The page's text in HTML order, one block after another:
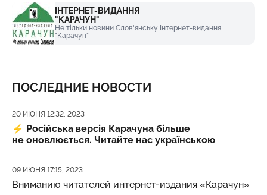
ІНТЕРНЕТ-ВИДАННЯ
"КАРАЧУН"
Не тільки новини Слов'янську Інтернет-видання
"Карачун"
ПОСЛЕДНИЕ НОВОСТИ
Дата публикации
20 ИЮНЯ 12:32, 2023
⚡️ Російська версія Карачуна більше
не оновлюється. Читайте нас українською
Дата публикации
09 ИЮНЯ 17:15, 2023
Вниманию читателей интернет-издания «Карачун»